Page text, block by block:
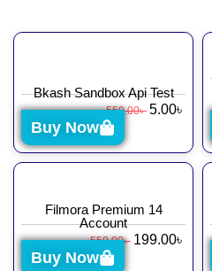
Bkash Sandbox Api Test
550.00৳ 5.00৳
Buy Now
Filmora Premium 14
Account
550.00৳ 199.00৳
Buy Now